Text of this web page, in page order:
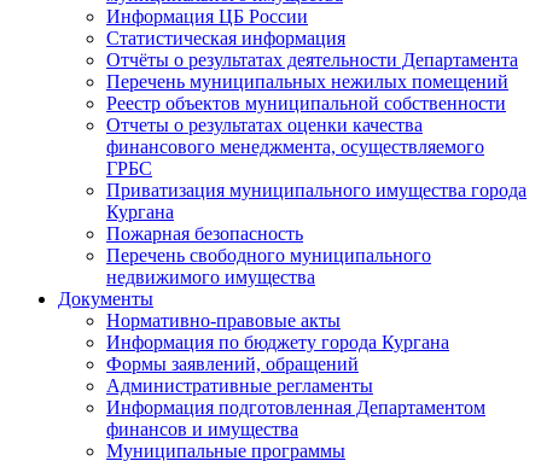
Информация ЦБ России
Статистическая информация
Отчёты о результатах деятельности Департамента
Перечень муниципальных нежилых помещений
Реестр объектов муниципальной собственности
Отчеты о результатах оценки качества
финансового менеджмента, осуществляемого
ГРБС
Приватизация муниципального имущества города
Кургана
Пожарная безопасность
Перечень свободного муниципального
недвижимого имущества
Документы
Нормативно-правовые акты
Информация по бюджету города Кургана
Формы заявлений, обращений
Административные регламенты
Информация подготовленная Департаментом
финансов и имущества
Муниципальные программы